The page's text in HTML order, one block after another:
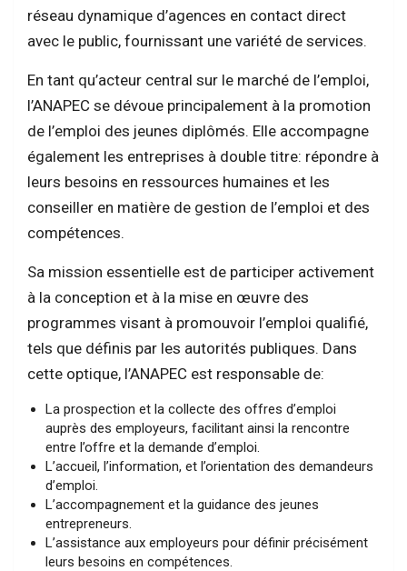
réseau dynamique d’agences en contact direct
avec le public, fournissant une variété de services.
En tant qu’acteur central sur le marché de l’emploi,
l’ANAPEC se dévoue principalement à la promotion
de l’emploi des jeunes diplômés. Elle accompagne
également les entreprises à double titre: répondre à
leurs besoins en ressources humaines et les
conseiller en matière de gestion de l’emploi et des
compétences.
Sa mission essentielle est de participer activement
à la conception et à la mise en œuvre des
programmes visant à promouvoir l’emploi qualifié,
tels que définis par les autorités publiques. Dans
cette optique, l’ANAPEC est responsable de:
La prospection et la collecte des offres d’emploi
auprès des employeurs, facilitant ainsi la rencontre
entre l’offre et la demande d’emploi.
L’accueil, l’information, et l’orientation des demandeurs
d’emploi.
L’accompagnement et la guidance des jeunes
entrepreneurs.
L’assistance aux employeurs pour définir précisément
leurs besoins en compétences.